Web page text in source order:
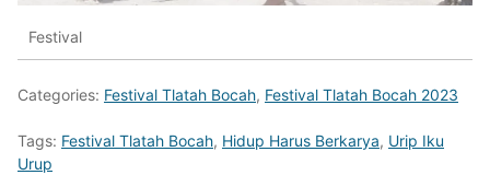
Festival
Categories: Festival Tlatah Bocah, Festival Tlatah Bocah 2023
Tags: Festival Tlatah Bocah, Hidup Harus Berkarya, Urip Iku
Urup